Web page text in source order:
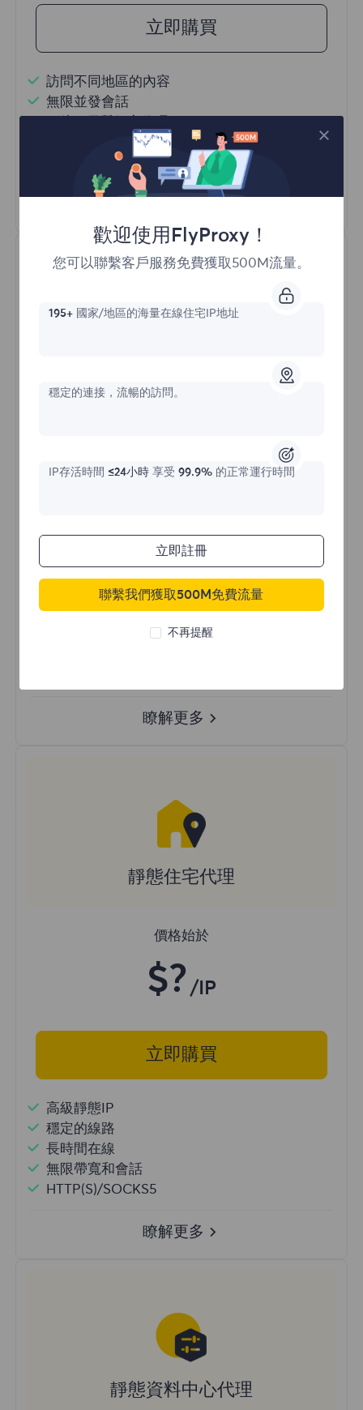
立即購買
訪問不同地區的內容
無限並發會話
HTTP(S)/SOCKS5
$?/天
立即購買
不限流量使用
全球超過50個地區
瞭解更多
靜態住宅代理
價格始於
$? /IP
立即購買
高級靜態IP
穩定的線路
長時間在線
無限帶寬和會話
HTTP(S)/SOCKS5
瞭解更多
靜態資料中心代理
歡迎使用FlyProxy！
您可以聯繫客戶服務免費獲取500M流量。
195+國家/地區的海量在線住宅IP地址
穩定的連接，流暢的訪問。
IP存活時間 ≤24小時享受 99.9%的正常運行時間
立即註冊
聯繫我們獲取500M免費流量
不再提醒